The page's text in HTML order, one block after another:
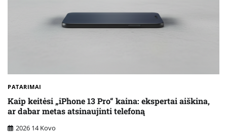
PATARIMAI
Kaip keitėsi „iPhone 13 Pro“ kaina: ekspertai aiškina,
ar dabar metas atsinaujinti telefoną
2026 14 Kovo